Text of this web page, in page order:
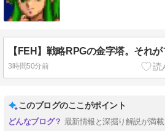
3時間50分前
このブログのここがポイント
最新情報と深掘り解説が満載